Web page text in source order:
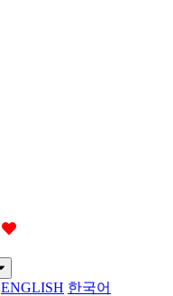
ENGLISH 한국어